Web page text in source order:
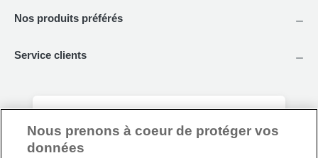
Nos produits préférés
Service clients
Tous nos conseils jardin en un seul click !
Restez toujours au courant de nos dernières
Nous prenons à coeur de protéger vos
données